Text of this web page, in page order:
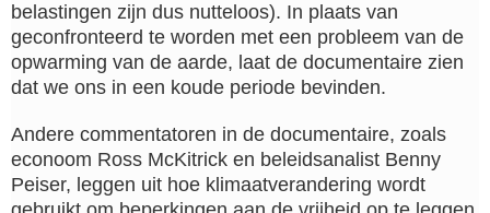
belastingen zijn dus nutteloos). In plaats van
geconfronteerd te worden met een probleem van de
opwarming van de aarde, laat de documentaire zien
dat we ons in een koude periode bevinden.
Andere commentatoren in de documentaire, zoals
econoom Ross McKitrick en beleidsanalist Benny
Peiser, leggen uit hoe klimaatverandering wordt